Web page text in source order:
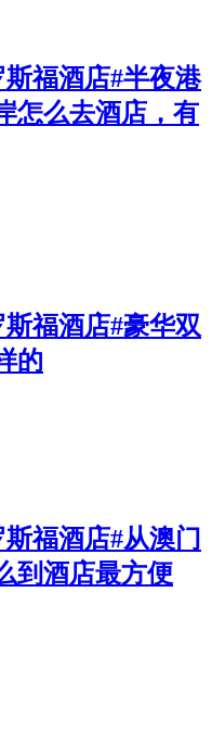
福酒店#半夜港
怎么去酒店，有
福酒店#豪华双
的
福酒店#从澳门
到酒店最方便